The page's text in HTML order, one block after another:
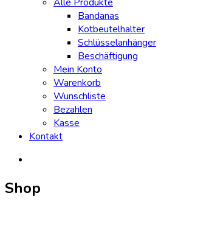
Bandanas
Kotbeutelhalter
Schlüsselanhänger
Beschäftigung
Mein Konto
Warenkorb
Wunschliste
Bezahlen
Kasse
Kontakt
Shop